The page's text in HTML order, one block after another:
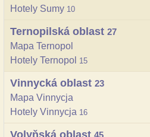
Hotely Sumy 10
Ternopilská oblast 27
Mapa Ternopol
Hotely Ternopol 15
Vinnycká oblast 23
Mapa Vinnycja
Hotely Vinnycja 16
Volyňská oblast